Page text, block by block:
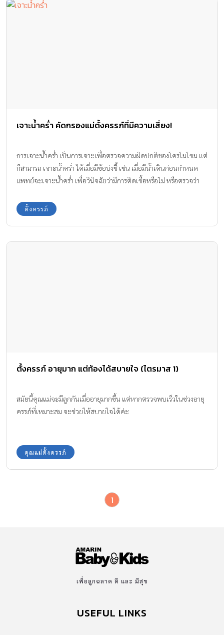
เจาะน้ำคร่ำ คัดกรองแม่ตั้งครรภ์ที่มีความเสี่ยง!
การเจาะน้ำคร่ำ เป็นการเจาะเพื่อตรวจความผิดปกติของโครโมโซม แต่
ก็สามารถ เจาะน้ำคร่ำ ได้เมื่อมีข้อบ่งชี้ เช่น เมื่อมีน้ำเดินก่อนกำหนด
แพทย์จะเจาะน้ำคร่ำ เพื่อวินิจฉัยว่ามีการติดเชื้อหรือไม่ หรือตรวจว่า
ตั้งครรภ์
ตั้งครรภ์ อายุมาก แต่ท้องได้สบายใจ (ไตรมาส 1)
สมัยนี้คุณแม่จะมีลูกกันเมื่ออายุมากขึ้น แต่หากตรวจพบเร็วในช่วงอายุ
ครรภ์ที่เหมาะสม จะช่วยให้สบายใจได้ค่ะ
คุณแม่ตั้งครรภ์
1
เพื่อลูกฉลาด ดี และ มีสุข
USEFUL LINKS